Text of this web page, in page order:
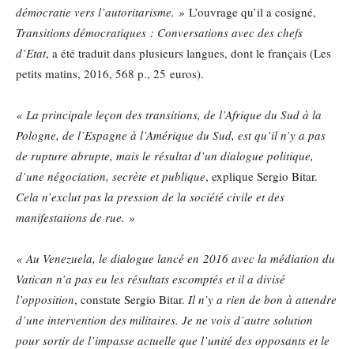
démocratie vers l’autoritarisme. » L’ouvrage qu’il a cosigné,
Transitions démocratiques : Conversations avec des chefs
d’Etat, a été traduit dans plusieurs langues, dont le français (Les
petits matins, 2016, 568 p., 25 euros).
« La principale leçon des transitions, de l’Afrique du Sud à la
Pologne, de l’Espagne à l’Amérique du Sud, est qu’il n’y a pas
de rupture abrupte, mais le résultat d’un dialogue politique,
d’une négociation, secrète et publique, explique Sergio Bitar.
Cela n’exclut pas la pression de la société civile et des
manifestations de rue. »
« Au Venezuela, le dialogue lancé en 2016 avec la médiation du
Vatican n’a pas eu les résultats escomptés et il a divisé
l’opposition, constate Sergio Bitar. Il n’y a rien de bon à attendre
d’une intervention des militaires. Je ne vois d’autre solution
pour sortir de l’impasse actuelle que l’unité des opposants et le